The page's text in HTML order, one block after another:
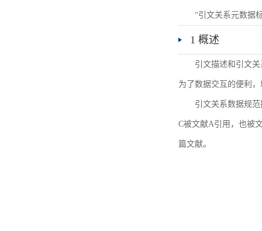
“引文关系元数据
1 概述
引文描述和引文
为了数据交互的便利
引文关系数据规
C被文献A引用，也被
篇文献。